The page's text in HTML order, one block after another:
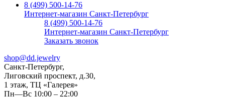
8 (499) 500-14-76
Интернет-магазин Санкт-Петербург
8 (499) 500-14-76
Интернет-магазин Санкт-Петербург
Заказать звонок
shop@dd.jewelry
Санкт-Петербург,
Лиговский проспект, д.30,
1 этаж, ТЦ «Галерея»
Пн—Вс 10:00 – 22:00